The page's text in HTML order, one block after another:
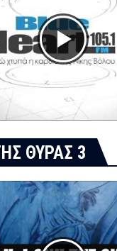
ΘΥΡΑΣ 3